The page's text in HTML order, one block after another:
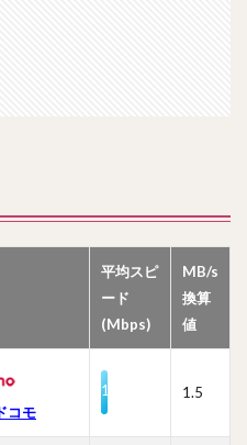
平均スピ
ード
(Mbps)
MB/s
換算
値
コモ
11.7 1.5